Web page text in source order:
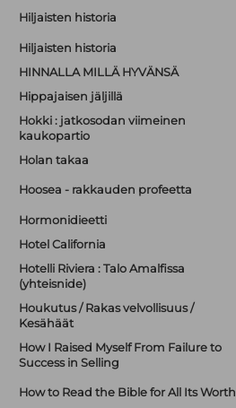
Hiljaisten historia
Hiljaisten historia
HINNALLA MILLÄ HYVÄNSÄ
Hippajaisen jäljillä
Hokki : jatkosodan viimeinen
kaukopartio
Holan takaa
Hoosea - rakkauden profeetta
Hormonidieetti
Hotel California
Hotelli Riviera : Talo Amalfissa
(yhteisnide)
Houkutus / Rakas velvollisuus /
Kesähäät
How I Raised Myself From Failure to
Success in Selling
How to Read the Bible for All Its Worth